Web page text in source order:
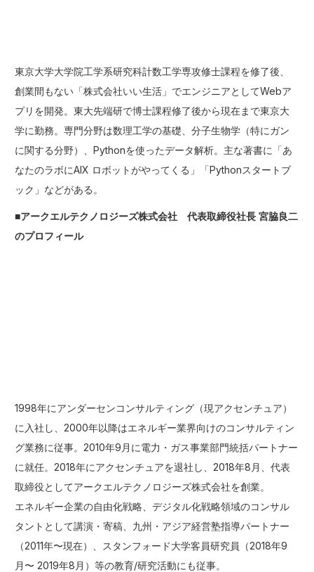
東京大学大学院工学系研究科計数工学専攻修士課程を修了後、
創業間もない「株式会社いい生活」でエンジニアとしてWebア
プリを開発。東大先端研で博士課程修了後から現在まで東京大
学に勤務。専門分野は数理工学の基礎、分子生物学（特にガン
に関する分野）、Pythonを使ったデータ解析。主な著書に「あ
なたのラボにAIX ロボットがやってくる」「Pythonスタートブ
ック」などがある。
■アークエルテクノロジーズ株式会社 代表取締役社長 宮脇良二
のプロフィール
1998年にアンダーセンコンサルティング（現アクセンチュア）
に入社し、2000年以降はエネルギー業界向けのコンサルティン
グ業務に従事。2010年9月に電力・ガス事業部門統括パートナー
に就任。2018年にアクセンチュアを退社し、2018年8月、代表
取締役としてアークエルテクノロジーズ株式会社を創業。
エネルギー企業の自由化戦略、デジタル化戦略領域のコンサル
タントとして講演・寄稿、九州・アジア経営塾指導パートナー
（2011年〜現在）、スタンフォード大学客員研究員（2018年9
月〜 2019年8月）等の教育/研究活動にも従事。